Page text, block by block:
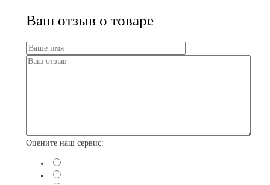
Ваш отзыв о товаре
Оцените наш сервис: